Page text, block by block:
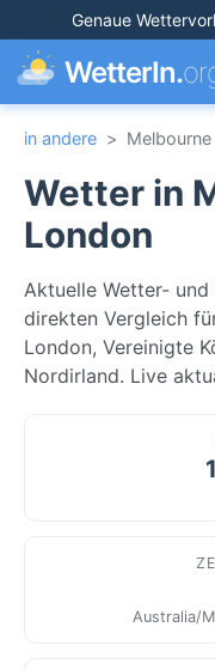
Genaue
WetterIn.
in andere >
Wetter in
London
Aktuelle Wetter-
direkten Vergleich
London, Vereinigte
Nordirland. Live
Australia/